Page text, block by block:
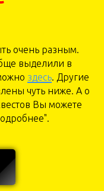
очень разным.
выделили в
здесь. Другие
чуть ниже. А о
Вы можете